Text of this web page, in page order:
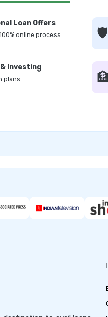
Loan Offers
online process 🛡️
Investing
plans 🏦